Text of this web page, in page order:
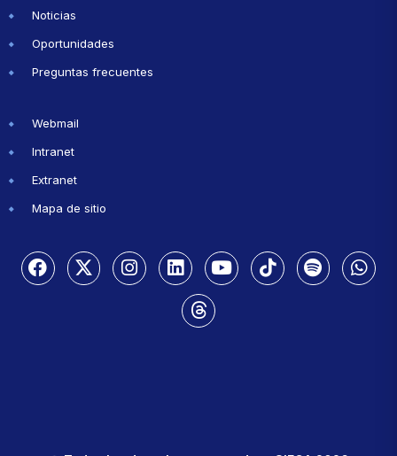
Noticias
Oportunidades
Preguntas frecuentes
Webmail
Intranet
Extranet
Mapa de sitio